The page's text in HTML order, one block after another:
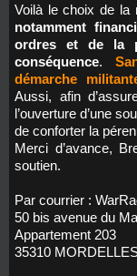
Voilà le choix de la
notamment
ordres et de la
conséquence.
démarche
Aussi, afin
l’ouverture d’une
de conforter la
Merci d’avance,
soutien.
Par courrier :
50 bis avenue du
Appartement 203
35310